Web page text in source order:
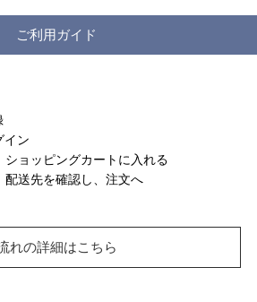
ご利用ガイド
イン
ョッピングカートに入れる
送先を確認し、注文へ
れの詳細はこちら